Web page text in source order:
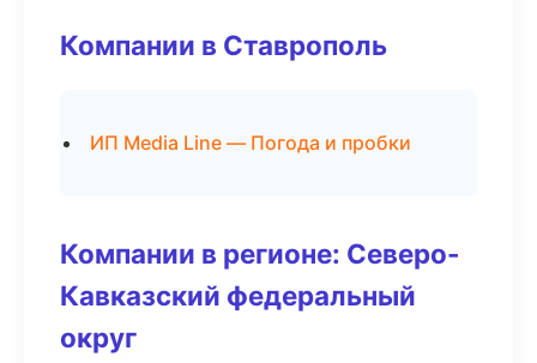
Компании в Ставрополь
ИП Media Line — Погода и пробки
Компании в регионе: Северо-
Кавказский федеральный
округ